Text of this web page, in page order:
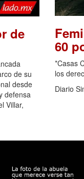
de
de su
desde
defensa
Villar,
60
*Casas
los
Diario